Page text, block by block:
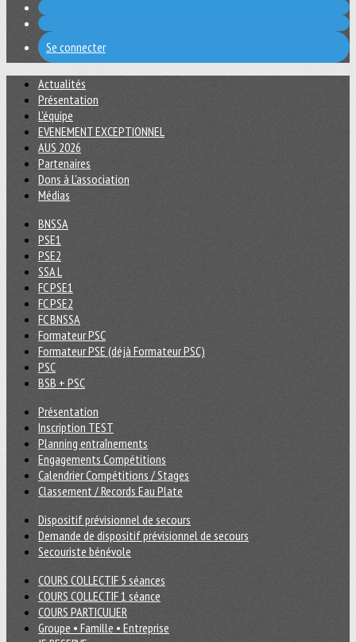
Se connecter
Actualités
Présentation
L'équipe
EVENEMENT EXCEPTIONNEL
AUS 2026
Partenaires
Dons à L'association
Médias
BNSSA
PSE1
PSE2
SSA L
FC PSE1
FC PSE2
FC BNSSA
Formateur PSC
Formateur PSE (déjà Formateur PSC)
PSC
BSB + PSC
Présentation
Inscription TEST
Planning entraînements
Engagements Compétitions
Calendrier Compétitions / Stages
Classement / Records Eau Plate
Dispositif prévisionnel de secours
Demande de dispositif prévisionnel de secours
Secouriste bénévole
COURS COLLECTIF 5 séances
COURS COLLECTIF 1 séance
COURS PARTICULIER
Groupe • Famille • Entreprise